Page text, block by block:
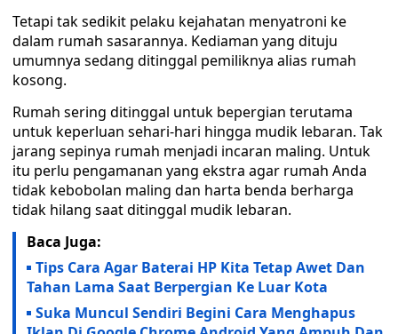
Tetapi tak sedikit pelaku kejahatan menyatroni ke
dalam rumah sasarannya. Kediaman yang dituju
umumnya sedang ditinggal pemiliknya alias rumah
kosong.
Rumah sering ditinggal untuk bepergian terutama
untuk keperluan sehari-hari hingga mudik lebaran. Tak
jarang sepinya rumah menjadi incaran maling. Untuk
itu perlu pengamanan yang ekstra agar rumah Anda
tidak kebobolan maling dan harta benda berharga
tidak hilang saat ditinggal mudik lebaran.
Baca Juga:
Tips Cara Agar Baterai HP Kita Tetap Awet Dan
Tahan Lama Saat Berpergian Ke Luar Kota
Suka Muncul Sendiri Begini Cara Menghapus